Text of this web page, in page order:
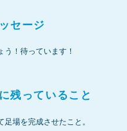
セージ
！待っています！
残っていること
場を完成させたこと。